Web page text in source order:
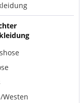
Westen